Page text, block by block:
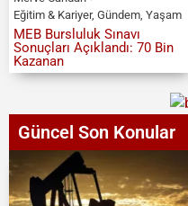
Eğitim & Kariyer, Gündem, Yaşam
MEB Bursluluk Sınavı
Sonuçları Açıklandı: 70 Bin
Kazanan
Güncel Son Konular